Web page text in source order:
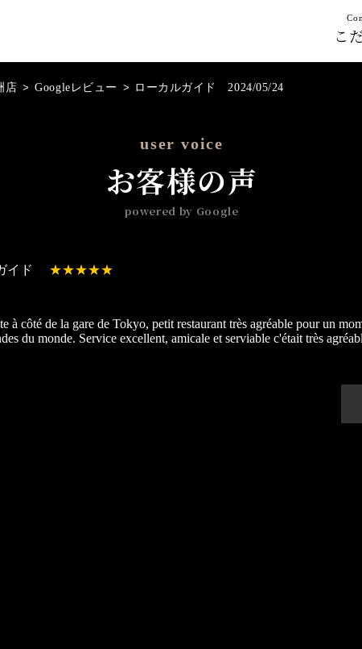
こ
店 > Googleレビュー > ローカルガイド 2024/05/24
user voice
お客様の声
powered by Google
イド
à côté de la gare de Tokyo, petit restaurant très agréable pour un
du monde. Service excellent, amicale et serviable c'était très